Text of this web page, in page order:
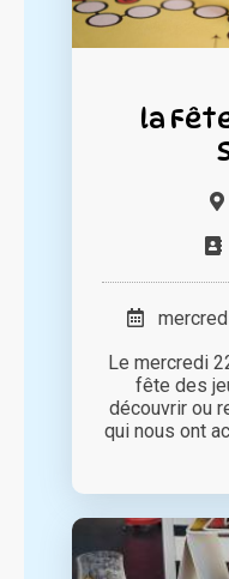
la
mercredi
Le mercredi
fête des
découvrir ou
qui nous ont